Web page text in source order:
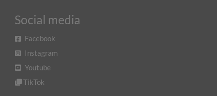
Social media
Facebook
Instagram
Youtube
TikTok